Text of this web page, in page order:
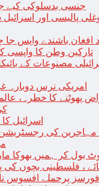
جنسی بدسلوکی کیے
پالیسی اور
افغان باشندے واپس جا
تارکین وطن کا واپسی
مصنوعات کے
امریکی نرس دوبارہ
پھوٹنے کا خطرہ،
اسرائیل کا
مہاجرین کی
بول کر ہمیں بھوکا
، فلسطینی بچوں
فورسز پرحملے افسوس